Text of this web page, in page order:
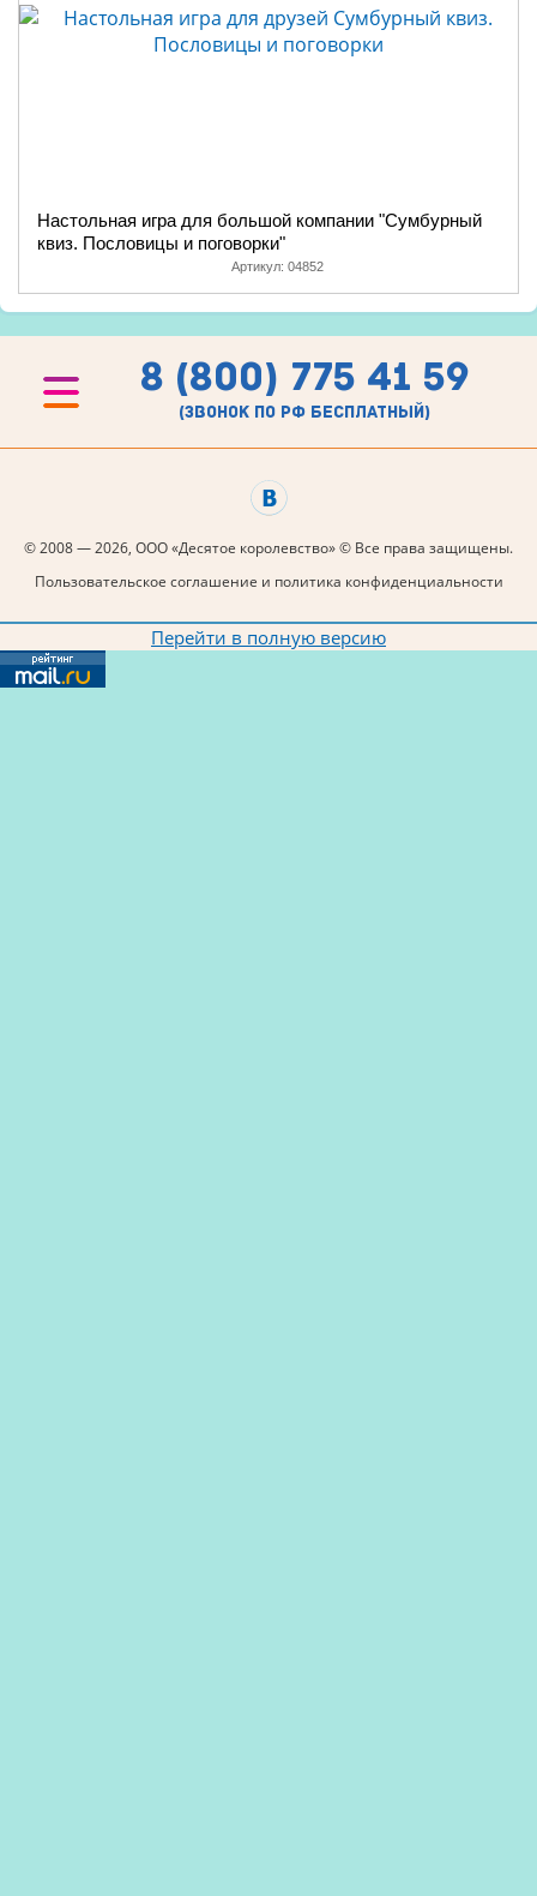
Настольная игра для большой компании "Сумбурный
квиз. Пословицы и поговорки"
Артикул: 04852
8 (800) 775 41 59
(звонок по рф бесплатный)
© 2008 — 2026, ООО «Десятое королевство» © Все права защищены.
Пользовательское соглашение и политика конфиденциальности
Перейти в полную версию